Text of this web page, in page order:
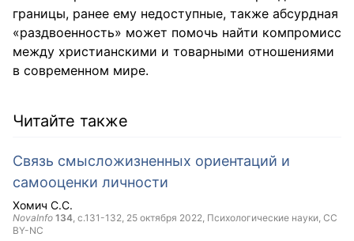
границы, ранее ему недоступные, также абсурдная
«раздвоенность» может помочь найти компромисс
между христианскими и товарными отношениями
в современном мире.
Читайте также
Связь смысложизненных ориентаций и
самооценки личности
Хомич С.С.
NovaInfo 134, с.131-132, 25 октября 2022, Психологические науки, CC
BY-NC